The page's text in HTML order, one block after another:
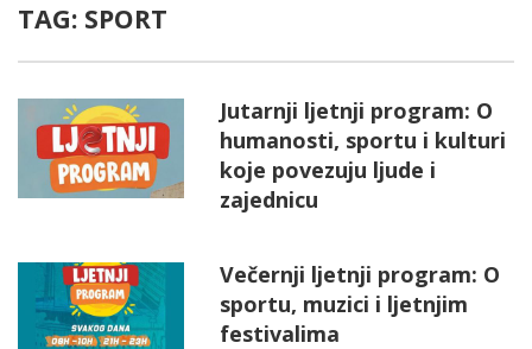
TAG: SPORT
Jutarnji ljetnji program: O
humanosti, sportu i kulturi
koje povezuju ljude i
zajednicu
Večernji ljetnji program: O
sportu, muzici i ljetnjim
festivalima